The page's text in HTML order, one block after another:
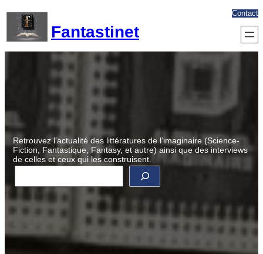
contenu
Fantastinet
Contact
Retrouvez l’actualité des littératures de l’imaginaire (Science-
Fiction, Fantastique, Fantasy, et autre) ainsi que des interviews
de celles et ceux qui les construisent.
R
c
e
r
h